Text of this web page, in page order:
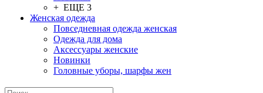
+ ЕЩЕ 3
Женская одежда
Повседневная одежда женская
Одежда для дома
Аксессуары женские
Новинки
Головные уборы, шарфы жен